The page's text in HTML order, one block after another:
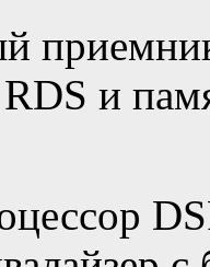
и